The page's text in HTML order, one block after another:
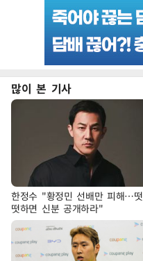
많이 본 기사
한정수 "황정민 선배만 피해…떳
떳하면 신분 공개하라"